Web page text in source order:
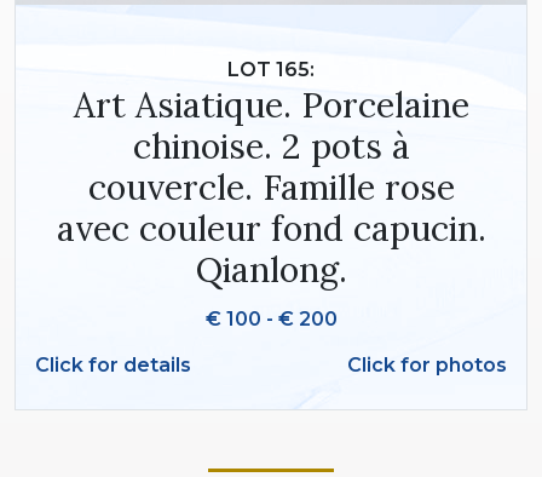
LOT 165:
Art Asiatique. Porcelaine
chinoise. 2 pots à
couvercle. Famille rose
avec couleur fond capucin.
Qianlong.
€ 100 - € 200
Click for details
Click for photos